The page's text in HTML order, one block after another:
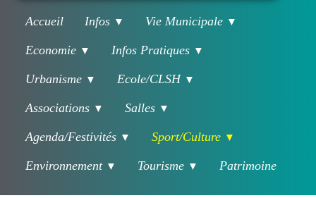
Accueil Infos ▼ Vie Municipale ▼
Economie ▼ Infos Pratiques ▼
Urbanisme ▼ Ecole/CLSH ▼
Associations ▼ Salles ▼
Agenda/Festivités ▼ Sport/Culture ▼
Environnement ▼ Tourisme ▼ Patrimoine